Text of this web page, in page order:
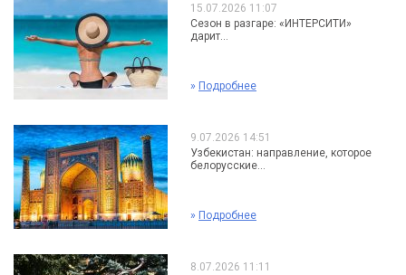
15.07.2026 11:07
Сезон в разгаре: «ИНТЕРСИТИ»
дарит...
» Подробнее
9.07.2026 14:51
Узбекистан: направление, которое
белорусские...
» Подробнее
8.07.2026 11:11